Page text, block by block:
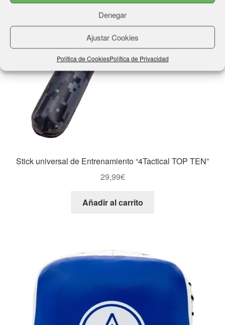
Denegar
Ajustar Cookies
Política de CookiesPolítica de Privacidad
Stick universal de Entrenamiento “4Tactical TOP TEN”
29,99€
Añadir al carrito